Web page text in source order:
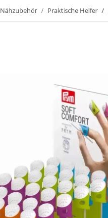
Nähzubehör Praktische Helfer